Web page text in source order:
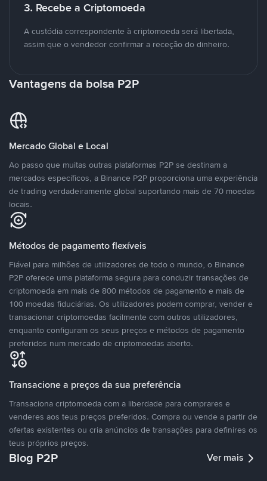
3. Recebe a Criptomoeda
A custódia correspondente à criptomoeda será libertada,
assim que o vendedor confirmar a receção do dinheiro.
Vantagens da bolsa P2P
Mercado Global e Local
Ao passo que muitas outras plataformas P2P se destinam a
mercados específicos, a Binance P2P proporciona uma experiência
de trading verdadeiramente global suportando mais de 70 moedas
locais.
Métodos de pagamento flexíveis
Fiável para milhões de utilizadores de todo o mundo, o Binance
P2P oferece uma plataforma segura para conduzir transações de
criptomoeda em mais de 800 métodos de pagamento e mais de
100 moedas fiduciárias. Os utilizadores podem comprar, vender e
transacionar criptomoedas facilmente com outros utilizadores,
enquanto configuram os seus preços e métodos de pagamento
preferidos num mercado de criptomoedas aberto.
Transacione a preços da sua preferência
Transaciona criptomoeda com a liberdade para comprares e
venderes aos teus preços preferidos. Compra ou vende a partir de
ofertas existentes ou cria anúncios de transações para definires os
teus próprios preços.
Blog P2P Ver mais